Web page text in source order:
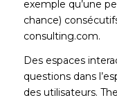
exemple qu’une
chance)
consulting.com.
Des espaces
questions dans
des utilisateurs.